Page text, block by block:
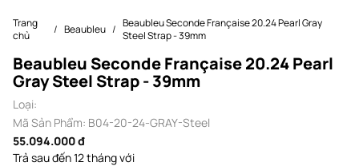
Trang
chủ
Beaubleu
Beaubleu Seconde Française 20.24 Pearl Gray
Steel Strap - 39mm
Beaubleu Seconde Française 20.24 Pearl
Gray Steel Strap - 39mm
Loại:
Mã Sản Phẩm: B04-20-24-GRAY-Steel
55.094.000 đ
Trả sau đến 12 tháng với